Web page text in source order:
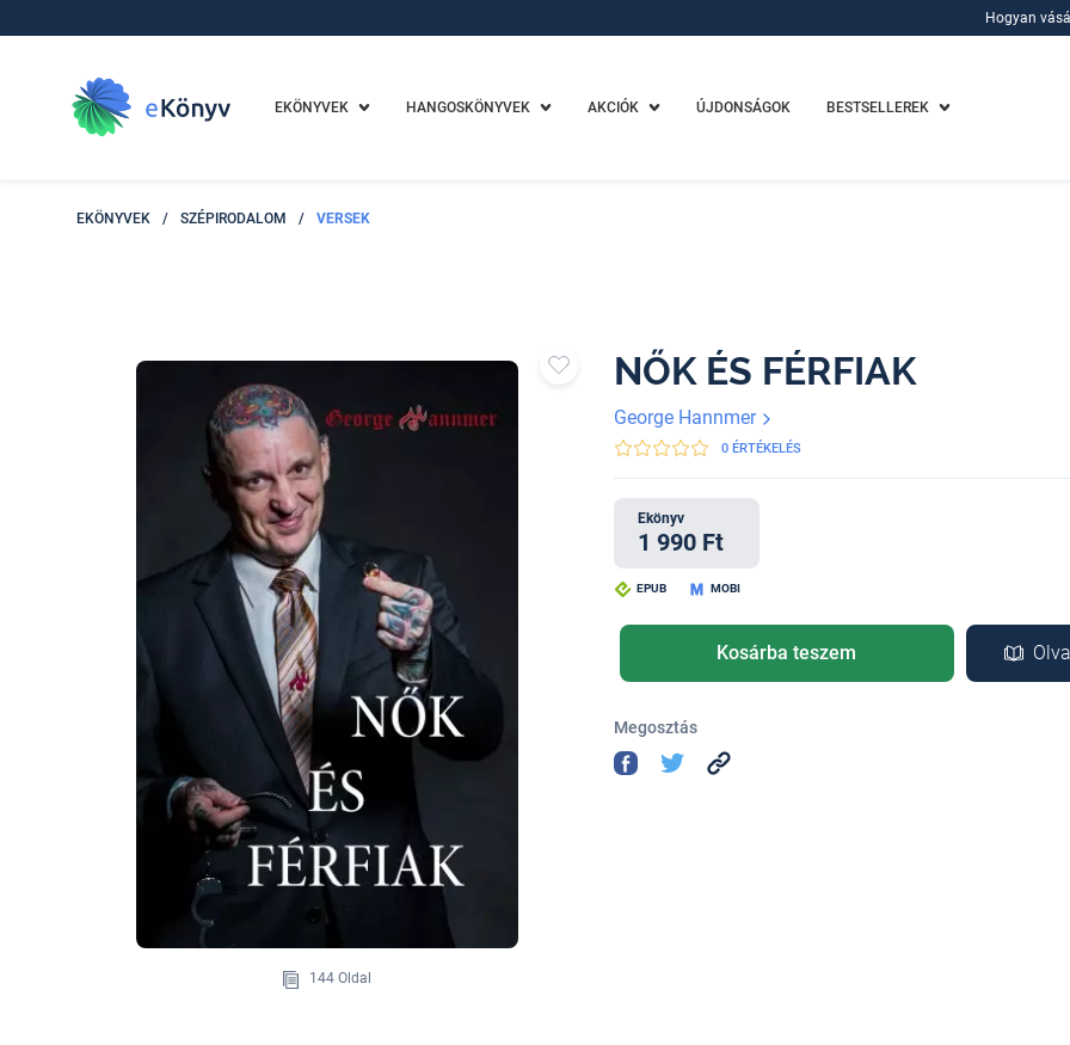
Hogyan
EKÖNYVEK HANGOSKÖNYVEK AKCIÓK ÚJDONSÁGOK BESTSELLEREK
EKÖNYVEK / SZÉPIRODALOM / VERSEK
144 Oldal
NŐK ÉS FÉRFIAK
George Hannmer
0 ÉRTÉKELÉS
Ekönyv
1 990 Ft
EPUB MOBI
Kosárba teszem
Megosztás